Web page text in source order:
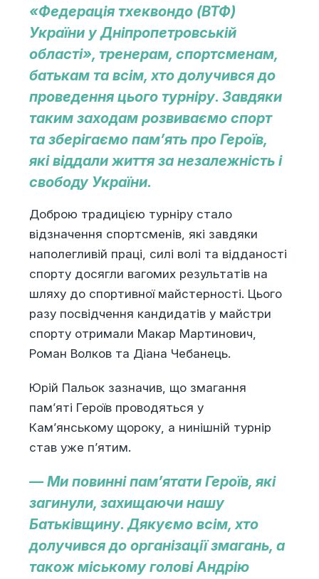
«Федерація тхеквондо (ВТФ)
України у Дніпропетровській
області», тренерам, спортсменам,
батькам та всім, хто долучився до
проведення цього турніру. Завдяки
таким заходам розвиваємо спорт
та зберігаємо пам’ять про Героїв,
які віддали життя за незалежність і
свободу України.
Доброю традицією турніру стало
відзначення спортсменів, які завдяки
наполегливій праці, силі волі та відданості
спорту досягли вагомих результатів на
шляху до спортивної майстерності. Цього
разу посвідчення кандидатів у майстри
спорту отримали Макар Мартинович,
Роман Волков та Діана Чебанець.
Юрій Пальок зазначив, що змагання
пам’яті Героїв проводяться у
Кам’янському щороку, а нинішній турнір
став уже п’ятим.
— Ми повинні пам’ятати Героїв, які
загинули, захищаючи нашу
Батьківщину. Дякуємо всім, хто
долучився до організації змагань, а
також міському голові Андрію